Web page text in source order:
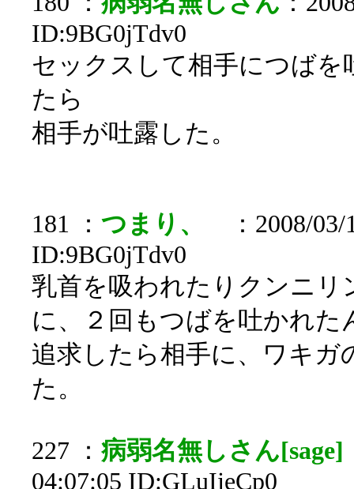
ID:9BG0jTdv0
セックスして相手につばを
たら
相手が吐露した。
181 ： つまり、
：2008/
ID:9BG0jTdv0
乳首を吸われたりクンニリ
に、２回もつばを吐かれた
追求したら相手に、ワキガ
た。
227 ： 病弱名無しさん[sage]
04:07:05 ID:GLuIjeCp0